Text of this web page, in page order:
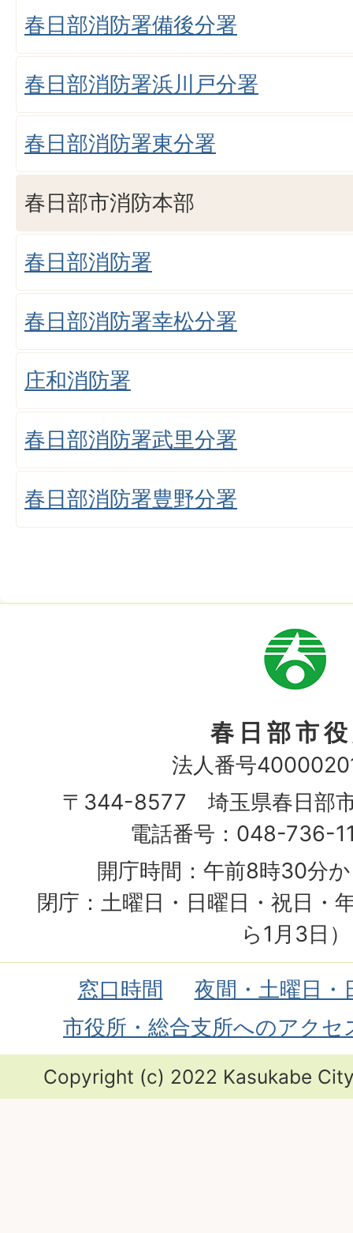
春日部消防署備後分署
春日部消防署浜川戸分署
春日部消防署東分署
春日部市消防本部
春日部消防署
春日部消防署幸松分署
庄和消防署
春日部消防署武里分署
春日部消防署豊野分署
市
章
春日部市
法人番号
〒344-8577 埼玉県春日部
電話番号：048-736-
開庁時間：午前8時30分
閉庁：土曜日・日曜日・祝日・
ら1月3日）
窓口時間
夜間・土曜日・
市役所・総合支所へのアクセ
Copyright (c) 2022 Kasukabe